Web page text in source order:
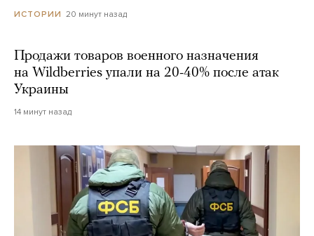
ИСТОРИИ 20 минут назад
Продажи товаров военного назначения
на Wildberries упали на 20-40% после атак
Украины
14 минут назад